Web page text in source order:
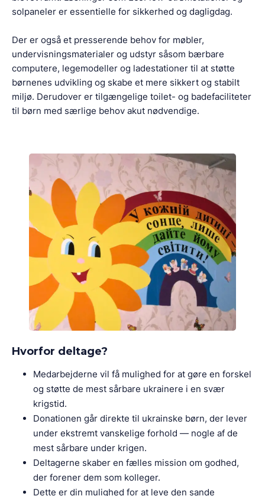
solpaneler er essentielle for sikkerhed og dagligdag.
Der er også et presserende behov for møbler,
undervisningsmaterialer og udstyr såsom bærbare
computere, legemodeller og ladestationer til at støtte
børnenes udvikling og skabe et mere sikkert og stabilt
miljø. Derudover er tilgængelige toilet- og badefaciliteter
til børn med særlige behov akut nødvendige.
Hvorfor deltage?
Medarbejderne vil få mulighed for at gøre en forskel
og støtte de mest sårbare ukrainere i en svær
krigstid.
Donationen går direkte til ukrainske børn, der lever
under ekstremt vanskelige forhold — nogle af de
mest sårbare under krigen.
Deltagerne skaber en fælles mission om godhed,
der forener dem som kolleger.
Dette er din mulighed for at leve den sande